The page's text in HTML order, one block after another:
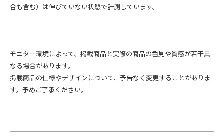
合も含む）は伸びていない状態で計測しています。
モニター環境によって、掲載商品と実際の商品の色見や質感が若干異
なる場合があります。
掲載商品の仕様やデザインについて、予告なく変更することがありま
す。予めご了承ください。